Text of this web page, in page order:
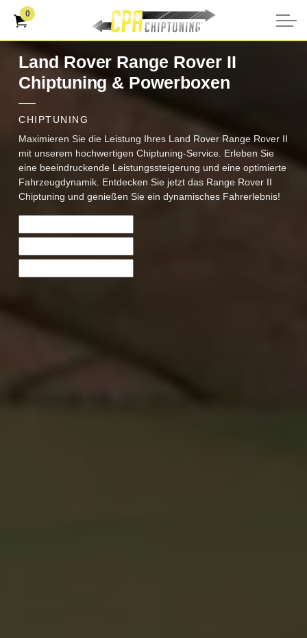
0
Land Rover Range Rover II
Chiptuning & Powerboxen
CHIPTUNING
Maximieren Sie die Leistung Ihres Land Rover Range Rover II
mit unserem hochwertigen Chiptuning-Service. Erleben Sie
eine beeindruckende Leistungssteigerung und eine optimierte
Fahrzeugdynamik. Entdecken Sie jetzt das Range Rover II
Chiptuning und genießen Sie ein dynamisches Fahrerlebnis!